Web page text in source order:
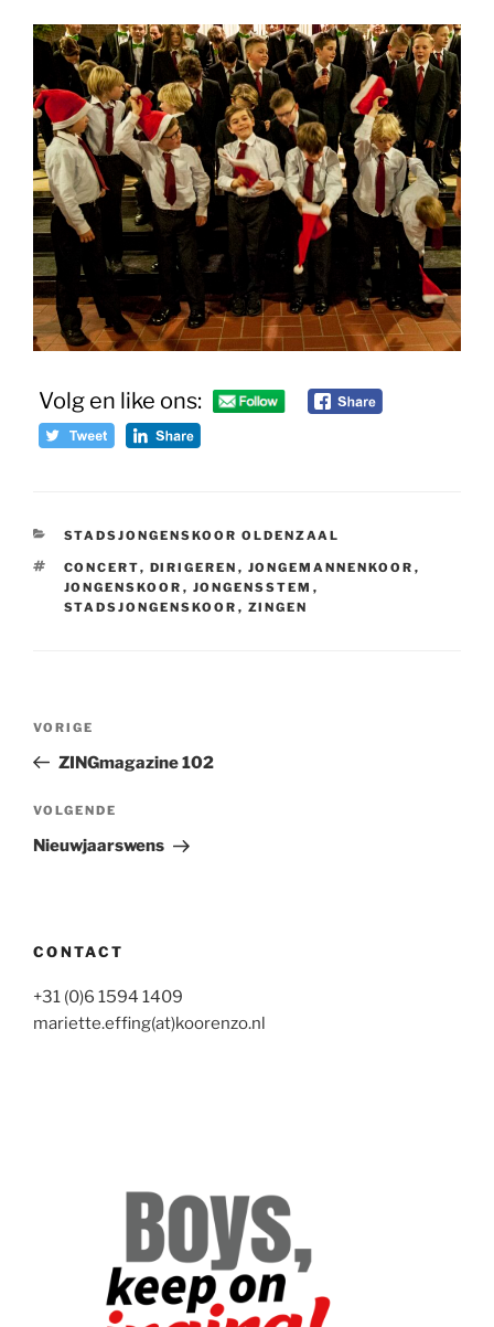
Volg en like ons:
CATEGORIEËN
STADSJONGENSKOOR OLDENZAAL
TAGS
CONCERT, DIRIGEREN , JONGEMANNENKOOR ,
JONGENSKOOR , JONGENSSTEM ,
STADSJONGENSKOOR , ZINGEN
Vorig
bericht
VORIGE
ZINGmagazine 102
Volgend
bericht
VOLGENDE
Nieuwjaarswens
CONTACT
+31 (0)6 1594 1409
mariette.effing(at)koorenzo.nl